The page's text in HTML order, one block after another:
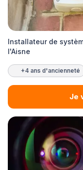
Installateur de
l'Aisne
+4 ans d'ancienneté
Je